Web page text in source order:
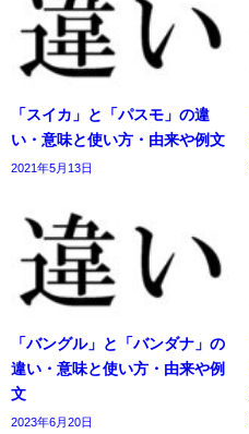
「スイカ」と「パスモ」の違
い・意味と使い方・由来や例文
2021年5月13日
「バングル」と「バンダナ」の
違い・意味と使い方・由来や例
文
2023年6月20日